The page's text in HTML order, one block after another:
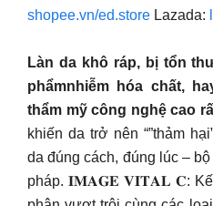
shopee.vn/ed.store Lazada:
Làn da khô ráp, bị tổn
phẩmnhiễm hóa chất,
thẩm mỹ công nghệ cao
khiến da trở nên “”thảm
da đúng cách, đúng lúc –
pháp. 𝐈𝐌𝐀𝐆𝐄 𝐕𝐈𝐓𝐀𝐋 𝐂: